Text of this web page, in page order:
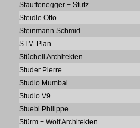
Stauffenegger + Stutz
Steidle Otto
Steinmann Schmid
STM-Plan
Stücheli Architekten
Studer Pierre
Studio Mumbai
Studio V9
Stuebi Philippe
Stürm + Wolf Architekten